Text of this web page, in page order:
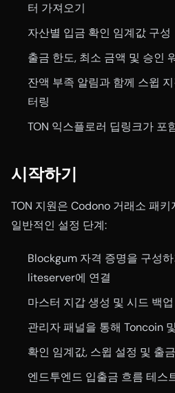
터 가져오기
자산별 입금 확인 임계값 구성
출금 한도, 최소 금액 및 승인
잔액 부족 알림과 함께 스윕
터링
TON 익스플로러 딥링크가 포
시작하기
TON 지원은 Codono 거래소 패
일반적인 설정 단계:
Blockgum 자격 증명을 구성
liteserver에 연결
마스터 지갑 생성 및 시드 백
관리자 패널을 통해 Toncoin
확인 임계값, 스윕 설정 및 출
엔드투엔드 입출금 흐름 테스